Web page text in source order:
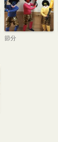
節分